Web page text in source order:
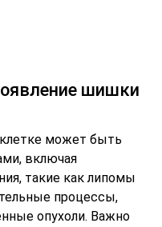
шишки
может быть
включая
такие как липомы
процессы,
опухоли. Важно